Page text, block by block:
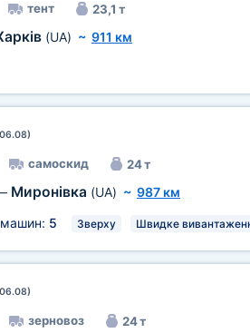
тент 23,1 т
(UA) ~ 911 км
самоскид 24 т
Миронівка (UA) ~ 987 км
машин: 5 Зверху Швидке
зерновоз 24 т